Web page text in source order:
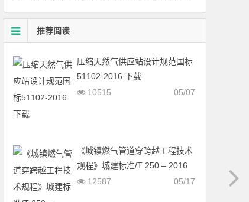
推荐阅读
压缩天然气供应站设计规范国标
51102-2016 下载
05/07
10515
《城镇燃气管道穿跨越工程技术
规程》城建标准/T 250 – 2016
05/17
12587